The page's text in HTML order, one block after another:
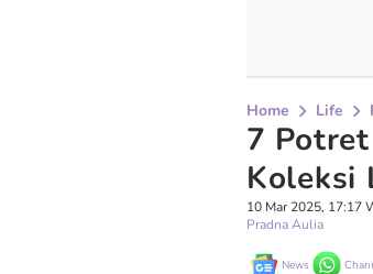
Home Life
7
Koleksi
10 Mar 2025, 17:17
Pradna Aulia
News